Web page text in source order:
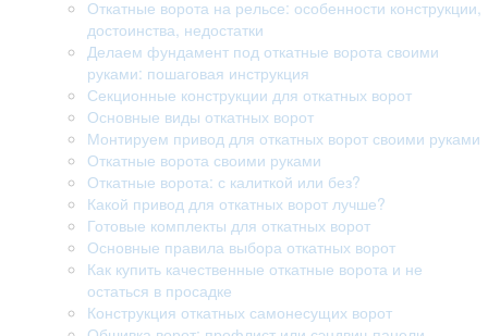
Откатные ворота на рельсе: особенности конструкции,
достоинства, недостатки
Делаем фундамент под откатные ворота своими
руками: пошаговая инструкция
Секционные конструкции для откатных ворот
Основные виды откатных ворот
Монтируем привод для откатных ворот своими руками
Откатные ворота своими руками
Откатные ворота: с калиткой или без?
Какой привод для откатных ворот лучше?
Готовые комплекты для откатных ворот
Основные правила выбора откатных ворот
Как купить качественные откатные ворота и не
остаться в просадке
Конструкция откатных самонесущих ворот